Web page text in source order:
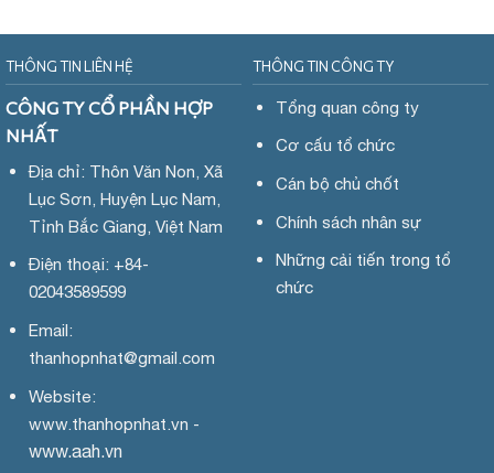
THÔNG TIN LIÊN HỆ
CÔNG TY CỔ PHẦN HỢP
NHẤT
Địa chỉ: Thôn Văn Non, Xã
Lục Sơn, Huyện Lục Nam,
Tỉnh Bắc Giang, Việt Nam
Điện thoại: +84-
02043589599
Email:
thanhopnhat@gmail.com
Website:
www.thanhopnhat.vn -
www.aah.vn
THÔNG TIN CÔNG TY
Tổng quan công ty
Cơ cấu tổ chức
Cán bộ chủ chốt
Chính sách nhân sự
Những cải tiến trong tổ
chức